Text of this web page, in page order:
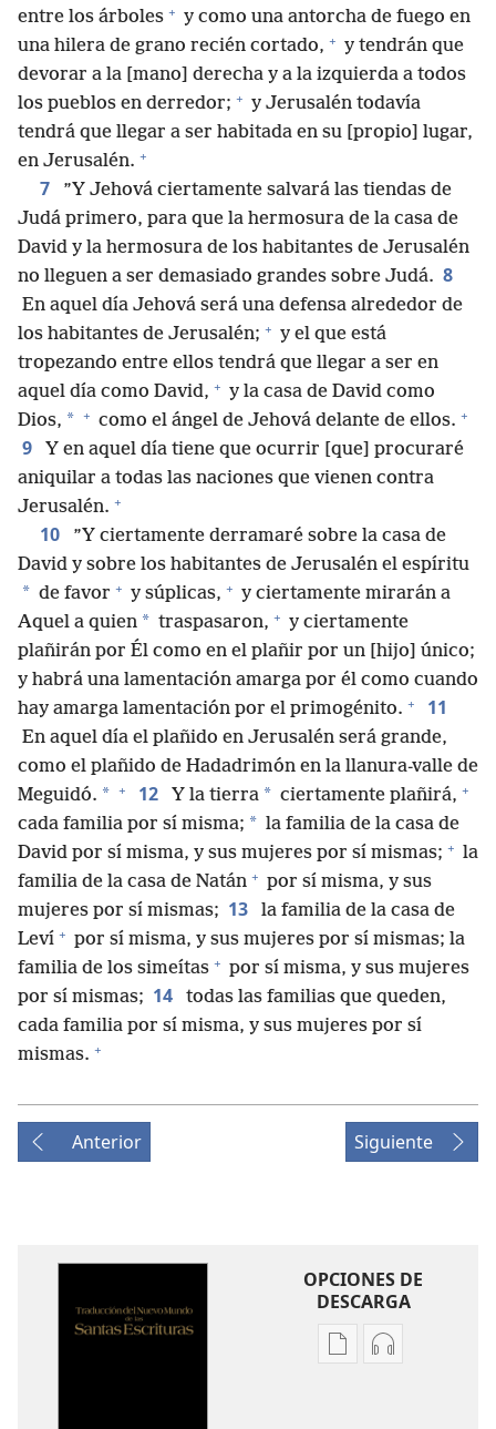
entre los árboles + y como una antorcha de fuego en
una hilera de grano recién cortado, + y tendrán que
devorar a la [mano] derecha y a la izquierda a todos
los pueblos en derredor; + y Jerusalén todavía
tendrá que llegar a ser habitada en su [propio] lugar,
en Jerusalén. +
7
”Y Jehová ciertamente salvará las tiendas de
Judá primero, para que la hermosura de la casa de
David y la hermosura de los habitantes de Jerusalén
no lleguen a ser demasiado grandes sobre Judá. 8
En aquel día Jehová será una defensa alrededor de
los habitantes de Jerusalén; + y el que está
tropezando entre ellos tendrá que llegar a ser en
aquel día como David, + y la casa de David como
Dios, * + como el ángel de Jehová delante de ellos. +
9
Y en aquel día tiene que ocurrir [que] procuraré
aniquilar a todas las naciones que vienen contra
Jerusalén. +
10
”Y ciertamente derramaré sobre la casa de
David y sobre los habitantes de Jerusalén el espíritu
* de favor + y súplicas, + y ciertamente mirarán a
Aquel a quien * traspasaron, + y ciertamente
plañirán por Él como en el plañir por un [hijo] único;
y habrá una lamentación amarga por él como cuando
hay amarga lamentación por el primogénito. + 11
En aquel día el plañido en Jerusalén será grande,
como el plañido de Hadadrimón en la llanura-valle de
Meguidó. * + 12 Y la tierra * ciertamente plañirá, +
cada familia por sí misma; * la familia de la casa de
David por sí misma, y sus mujeres por sí mismas; + la
familia de la casa de Natán + por sí misma, y sus
mujeres por sí mismas; 13
la familia de la casa de
Leví + por sí misma, y sus mujeres por sí mismas; la
familia de los simeítas + por sí misma, y sus mujeres
por sí mismas; 14
todas las familias que queden,
cada familia por sí misma, y sus mujeres por sí
mismas. +
Anterior Siguiente
OPCIONES DE
DESCARGA
OpcionesOpciones